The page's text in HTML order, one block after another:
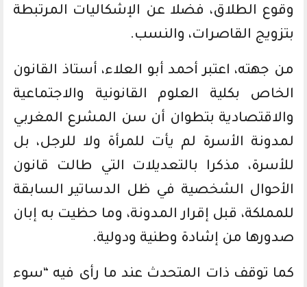
وقوع الطلاق، فضلا عن الإشكاليات المرتبطة
بتزويج القاصرات، والنسب.
من جهته، اعتبر أحمد أبو العلاء، أستاذ القانون
الخاص بكلية العلوم القانونية والاجتماعية
والاقتصادية بتطوان أن سن المشرع المغربي
لمدونة الأسرة لم يأت للمرأة ولا للرجل، بل
للأسرة، مذكرا بالتعديلات التي طالت قانون
الأحوال الشخصية في ظل الدساتير السابقة
للمملكة، قبل إقرار المدونة، وما حظيت به إبان
صدورها من إشادة وطنية ودولية.
كما توقف ذات المتحدث عند ما رأى فيه “سوء